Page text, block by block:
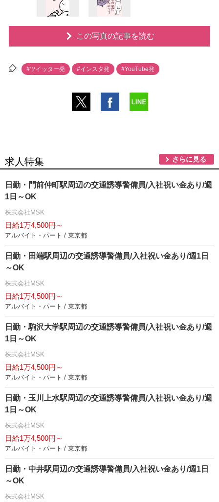
この写真の記事を読む
#ツイッター発 #インスタ発 #YouTube発
求人特集 さらに見る
日勤・門前仲町駅周辺の交通誘導警備員/入社祝い金あり/週
1日～OK
株式会社MSK
日給1万4,500円～
アルバイト・パート / 東京都
日勤・田端駅周辺の交通誘導警備員/入社祝い金あり/週1日
～OK
株式会社MSK
日給1万4,500円～
アルバイト・パート / 東京都
日勤・駒沢大学駅周辺の交通誘導警備員/入社祝い金あり/週
1日～OK
株式会社MSK
日給1万4,500円～
アルバイト・パート / 東京都
日勤・玉川上水駅周辺の交通誘導警備員/入社祝い金あり/週
1日～OK
株式会社MSK
日給1万4,500円～
アルバイト・パート / 東京都
日勤・中井駅周辺の交通誘導警備員/入社祝い金あり/週1日
～OK
株式会社MSK